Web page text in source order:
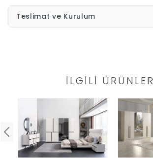
Teslimat ve Kurulum
İLGILI ÜRÜNLER